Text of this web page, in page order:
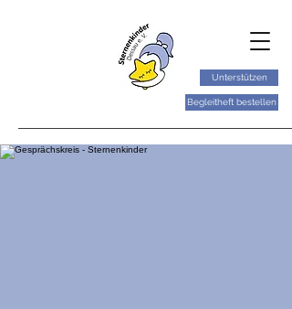
Unterstützen
Begleitheft bestellen